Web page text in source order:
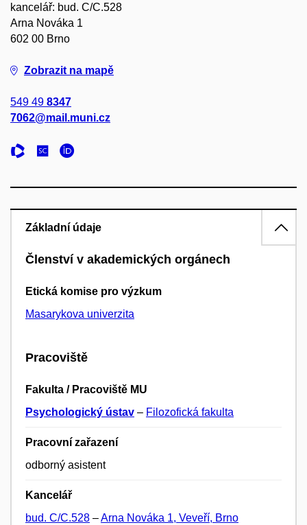
kancelář: bud. C/C.528
Arna Nováka 1
602 00 Brno
Zobrazit na mapě
549 49 8347
7062@mail.muni.cz
Základní údaje
Členství v akademických orgánech
Etická komise pro výzkum
Masarykova univerzita
Pracoviště
Fakulta / Pracoviště MU
Psychologický ústav – Filozofická fakulta
Pracovní zařazení
odborný asistent
Kancelář
bud. C/C.528 –Arna Nováka 1, Veveří, Brno